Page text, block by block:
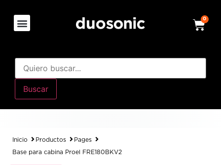
0
Buscar
Inicio Productos Pages
Base para cabina Proel FRE180BKV2